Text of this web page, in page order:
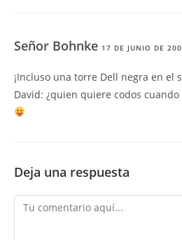
Señor Bohnke 17 DE JUNIO DE
¡Incluso una torre Dell negra en el
David: ¿quien quiere codos
Deja una respuesta
Comentario